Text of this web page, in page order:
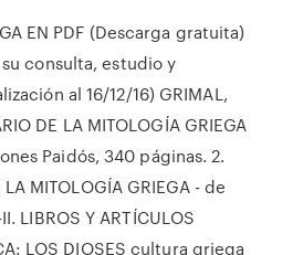
EN PDF (Descarga gratuita)
consulta, estudio y
al 16/12/16) GRIMAL,
DE LA MITOLOGÍA GRIEGA
Paidós, 340 páginas. 2.
MITOLOGÍA GRIEGA - de
LIBROS Y ARTÍCULOS
LOS DIOSES cultura griega